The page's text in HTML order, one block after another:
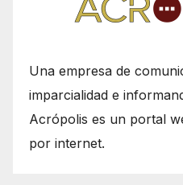
Una empresa de
imparcialidad e
Acrópolis es un portal
por internet.